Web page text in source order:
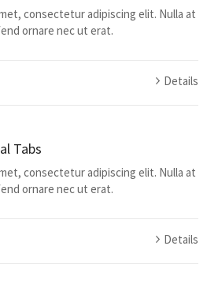
consectetur adipiscing elit. Nulla at
ornare nec ut erat.
Details
Tabs
consectetur adipiscing elit. Nulla at
ornare nec ut erat.
Details